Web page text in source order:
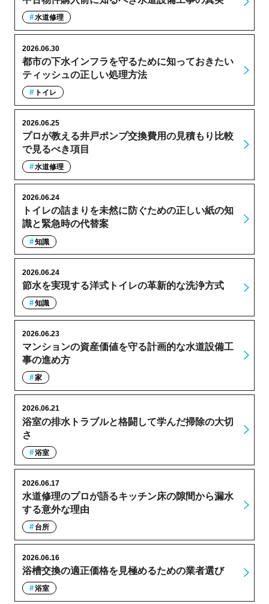
水道修理
都市の下水インフラを守るために知っておきたい
ティッシュの正しい処理方法
2026.06.30
トイレ
プロが教える井戸ポンプ交換費用の見積もり比較
で見るべき項目
2026.06.25
水道修理
トイレの詰まりを未然に防ぐための正しい紙の知
識と緊急時の代替案
2026.06.24
知識
節水を実現する洋式トイレの革新的な洗浄方式
2026.06.24
知識
マンションの資産価値を守る計画的な水道設備工
事の進め方
2026.06.23
家
浴室の排水トラブルと格闘して学んだ掃除の大切
さ
2026.06.21
浴室
水道修理のプロが語るキッチン床の隙間から漏水
する意外な理由
2026.06.17
台所
浴槽交換の適正価格を見極めるための業者選び
2026.06.16
浴室